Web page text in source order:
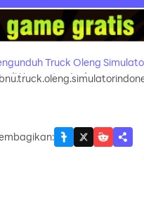
Truck Oleng
di Komputer Anda
: